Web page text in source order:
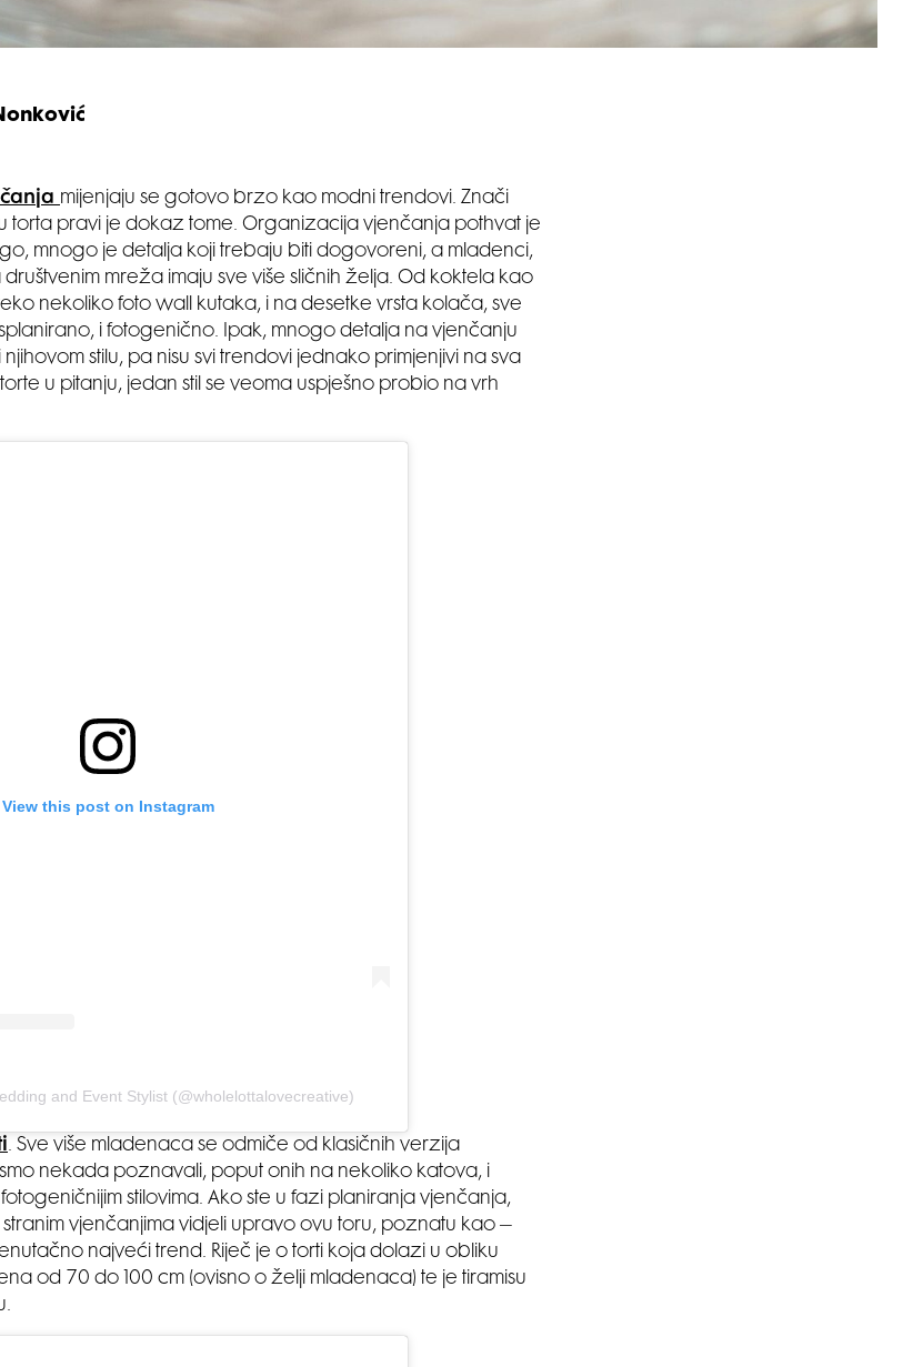
mijenjaju se gotovo brzo kao modni trendovi. Znači
torta pravi je dokaz tome. Organizacija vjenčanja pothvat je
mnogo je detalja koji trebaju biti dogovoreni, a mladenci,
mreža imaju sve više sličnih želja. Od koktela kao
nekoliko foto wall kutaka, i na desetke vrsta kolača, sve
i fotogenično. Ipak, mnogo detalja na vjenčanju
stilu, pa nisu svi trendovi jednako primjenjivi na sva
u pitanju, jedan stil se veoma uspješno probio na vrh
View this post on Instagram
and Event Stylist (@wholelottalovecreative)
. Sve više mladenaca se odmiče od klasičnih verzija
nekada poznavali, poput onih na nekoliko katova, i
stilovima. Ako ste u fazi planiranja vjenčanja,
vjenčanjima vidjeli upravo ovu toru, poznatu kao –
najveći trend. Riječ je o torti koja dolazi u obliku
od 70 do 100 cm (ovisno o želji mladenaca) te je tiramisu